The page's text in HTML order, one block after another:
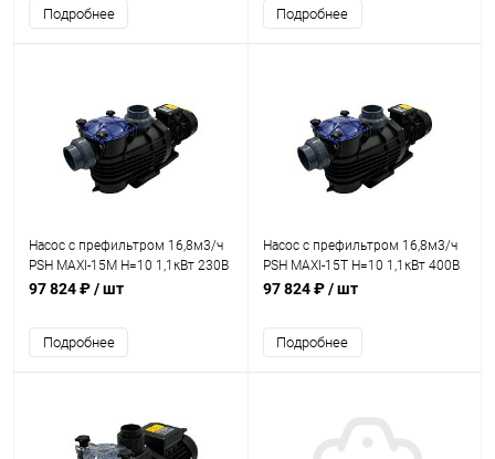
Подробнее Подробнее
Насос с префильтром 16,8м3/ч
PSH MAXI-15M Н=10 1,1кВт 230В
(морская вода) (1MAX0150M2V)
97 824 ₽/ шт
Подробнее
Насос с префильтром 16,8м3/ч
PSH MAXI-15T Н=10 1,1кВт 400В
(морская вода) (1MAX0150T4V)
97 824 ₽/ шт
Подробнее